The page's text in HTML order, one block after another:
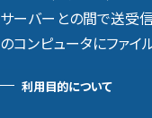
サーバーとの間で送受
のコンピュータにファイ
利用目的について